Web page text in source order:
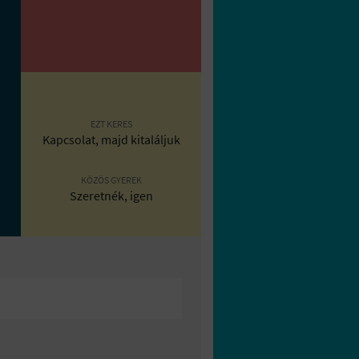
EZT KERES
Kapcsolat, majd kitaláljuk
KÖZÖS GYEREK
Szeretnék, igen